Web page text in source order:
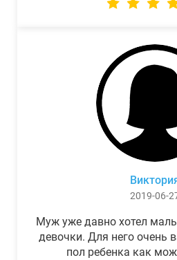
2019-06-
Муж уже давно хотел
девочки. Для него очень
пол ребенка как